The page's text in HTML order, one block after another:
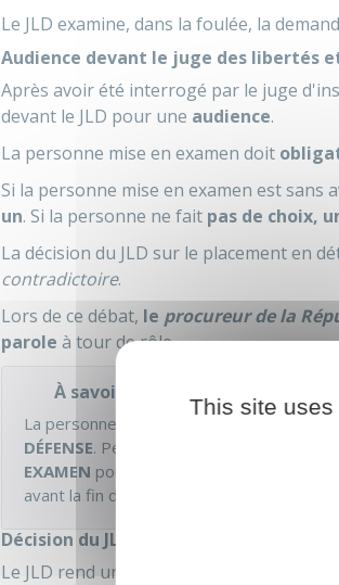
Le JLD examine, dans la foulée, la
Audience devant le juge des libertés
Après avoir été interrogé par le juge
devant le JLD pour une audience.
La personne mise en examen doit
Si la personne mise en examen est sans
un. Si la personne ne fait pas de choix,
La décision du JLD sur le placement en
contradictoire.
Lors de ce débat, le procureur de la
parole à tour de rôle.
À savoir
La personne mise en examen a le
DROIT
DÉFENSE. Pendant ce délai, le JLD peut
EXAMEN pour une durée maximale de 4
avant la fin du délai.
Décision du JLD
Le JLD rend une
This site